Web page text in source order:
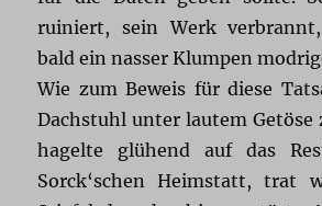
ruiniert, sein Werk
bald ein nasser Klumpen
Wie zum Beweis für diese
Dachstuhl unter lautem Getöse
hagelte glühend auf das
Sorck‘schen Heimstatt, trat